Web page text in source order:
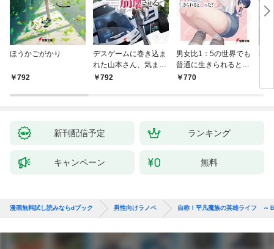
ほうかごがかり
792
デスゲームに巻き込ま
れた山本さん、気まま
にゲームバランスを崩
792
男女比1：5の世界でも
普通に生きられると思
った？ ～激重感情な
770
戦
特
新刊配信予定 ランキング
キャンペーン 無料
漫画無料試し読みならdブック 男性向けラノベ 自称！平凡魔族の英雄ライフ ～